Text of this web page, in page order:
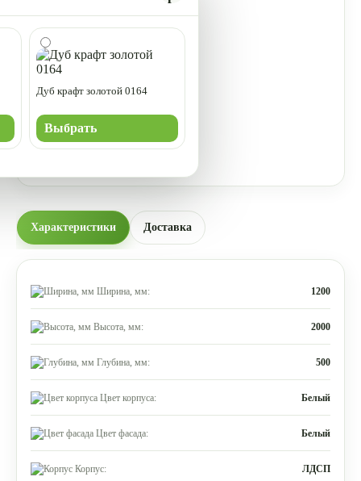
Дуб крафт золотой 0164
Выбрать
Характеристики Доставка
Ширина, мм: 1200
Высота, мм: 2000
Глубина, мм: 500
Цвет корпуса: Белый
Цвет фасада: Белый
Корпус: ЛДСП